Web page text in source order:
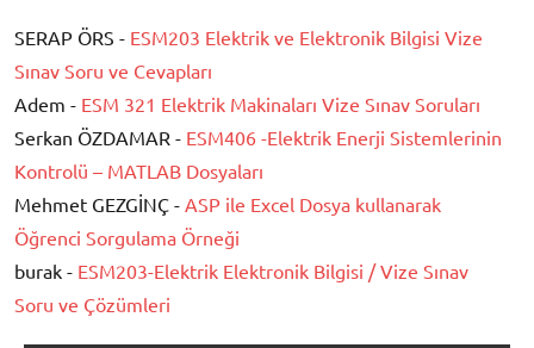
SERAP ÖRS - ESM203 Elektrik ve Elektronik Bilgisi Vize
Sınav Soru ve Cevapları
Adem - ESM 321 Elektrik Makinaları Vize Sınav Soruları
Serkan ÖZDAMAR - ESM406 -Elektrik Enerji Sistemlerinin
Kontrolü – MATLAB Dosyaları
Mehmet GEZGİNÇ - ASP ile Excel Dosya kullanarak
Öğrenci Sorgulama Örneği
burak - ESM203-Elektrik Elektronik Bilgisi / Vize Sınav
Soru ve Çözümleri